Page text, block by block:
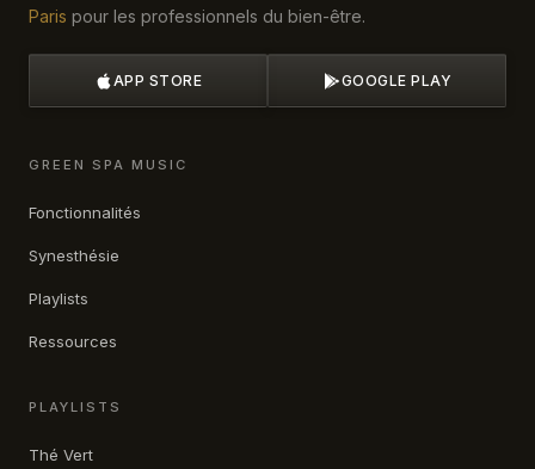
Paris pour les professionnels du bien-être.
APP STORE GOOGLE PLAY
GREEN SPA MUSIC
Fonctionnalités
Synesthésie
Playlists
Ressources
PLAYLISTS
Thé Vert